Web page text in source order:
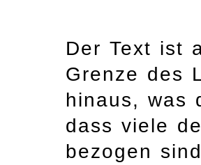
Der Text ist
Grenze des
hinaus, was
dass viele
bezogen